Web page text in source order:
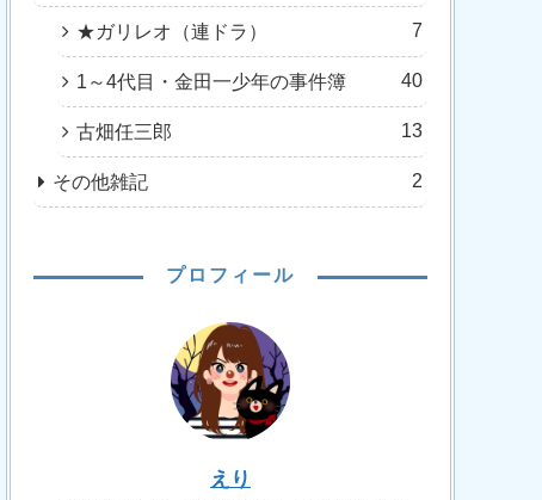
★ガリレオ（連ドラ） 7
1～4代目・金田一少年の事件簿 40
古畑任三郎 13
その他雑記 2
プロフィール
えり